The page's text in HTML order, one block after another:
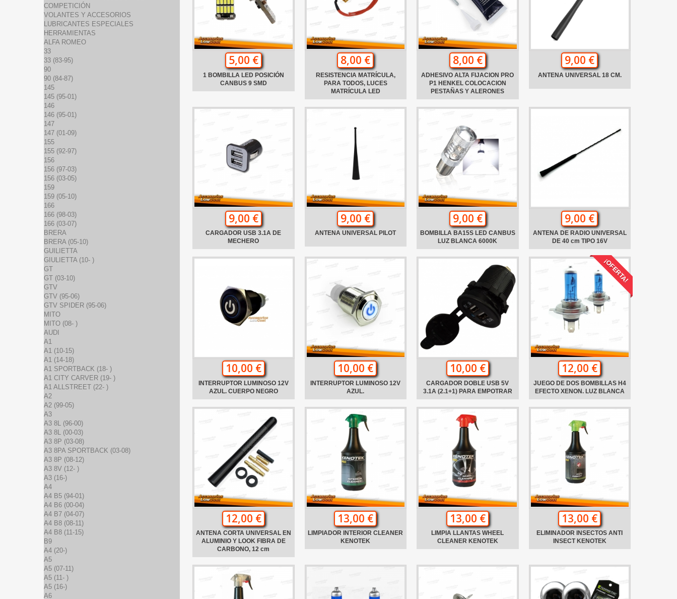
COMPETICIÓN
VOLANTES Y ACCESORIOS
LUBRICANTES ESPECIALES
HERRAMIENTAS
ALFA ROMEO
33
33 (83-95)
90
90 (84-87)
145
145 (95-01)
146
146 (95-01)
147
147 (01-09)
155
155 (92-97)
156
156 (97-03)
156 (03-05)
159
159 (05-10)
166
166 (98-03)
166 (03-07)
BRERA
BRERA (05-10)
GUILIETTA
GIULIETTA (10- )
GT
GT (03-10)
GTV
GTV (95-06)
GTV SPIDER (95-06)
MITO
MITO (08- )
AUDI
A1
A1 (10-15)
A1 (14-18)
A1 SPORTBACK (18- )
A1 CITY CARVER (19- )
A1 ALLSTREET (22- )
A2
A2 (99-05)
A3
A3 8L (96-00)
A3 8L (00-03)
A3 8P (03-08)
A3 8PA SPORTBACK (03-08)
A3 8P (08-12)
A3 8V (12- )
A3 (16-)
A4
A4 B5 (94-01)
A4 B6 (00-04)
A4 B7 (04-07)
A4 B8 (08-11)
A4 B8 (11-15)
B9
A4 (20-)
A5
A5 (07-11)
A5 (11- )
A5 (16-)
A6
5,00 €
1 BOMBILLA LED POSICIÓN
CANBUS 9 SMD
8,00 €
RESISTENCIA MATRÍCULA,
PARA TODOS, LUCES
MATRÍCULA LED
8,00 €
ADHESIVO ALTA FIJACION PRO
P1 HENKEL COLOCACION
PESTAÑAS Y ALERONES
9,00 €
ANTENA UNIVERSAL 18 CM.
9,00 €
CARGADOR USB 3.1A DE
MECHERO
9,00 €
ANTENA UNIVERSAL PILOT
9,00 €
BOMBILLA BA15S LED CANBUS
LUZ BLANCA 6000K
9,00 €
ANTENA DE RADIO UNIVERSAL
DE 40 cm TIPO 16V
10,00 €
INTERRUPTOR LUMINOSO 12V
AZUL. CUERPO NEGRO
10,00 €
INTERRUPTOR LUMINOSO 12V
AZUL.
10,00 €
CARGADOR DOBLE USB 5V
3.1A (2.1+1) PARA EMPOTRAR
¡OFERTA!
12,00 €
JUEGO DE DOS BOMBILLAS H4
EFECTO XENON. LUZ BLANCA
12,00 €
ANTENA CORTA UNIVERSAL EN
ALUMINIO Y LOOK FIBRA DE
CARBONO, 12 cm
13,00 €
LIMPIADOR INTERIOR CLEANER
KENOTEK
13,00 €
LIMPIA LLANTAS WHEEL
CLEANER KENOTEK
13,00 €
ELIMINADOR INSECTOS ANTI
INSECT KENOTEK